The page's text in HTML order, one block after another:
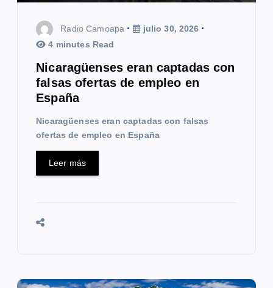
Radio Camoapa
julio 30, 2026
4 minutes Read
Nicaragüenses eran captadas con
falsas ofertas de empleo en
España
Nicaragüenses eran captadas con falsas
ofertas de empleo en España
Leer más